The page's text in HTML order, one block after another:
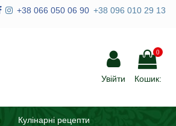
+38 066 050 06 90 +38 096 010 29 13
Увійти
0
Кошик:
Кулінарні рецепти